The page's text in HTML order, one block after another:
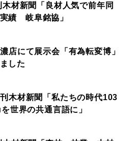
材新聞「良材人気で前年同
績 岐阜銘協」
店にて展示会「有為転変博」
した
木材新聞「私たちの時代103
世界の共通言語に」